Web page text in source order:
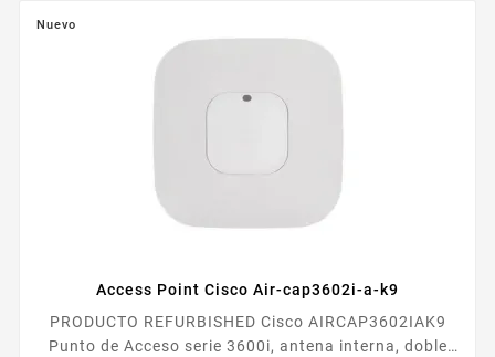
Nuevo
Access Point Cisco Air-cap3602i-a-k9
PRODUCTO REFURBISHED Cisco AIRCAP3602IAK9
Punto de Acceso serie 3600i, antena interna, doble